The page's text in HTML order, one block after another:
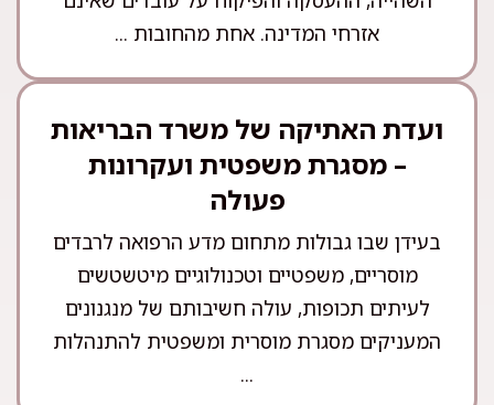
אזרחי המדינה. אחת מהחובות ...
ועדת האתיקה של משרד הבריאות
– מסגרת משפטית ועקרונות
פעולה
בעידן שבו גבולות מתחום מדע הרפואה לרבדים
מוסריים, משפטיים וטכנולוגיים מיטשטשים
לעיתים תכופות, עולה חשיבותם של מנגנונים
המעניקים מסגרת מוסרית ומשפטית להתנהלות
...